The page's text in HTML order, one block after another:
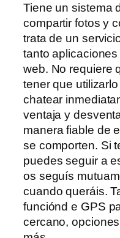
Tiene un sistema
compartir fotos y
trata de un
tanto
web. No requiere
tener que
chatear
ventaja y
manera fiable de
se comporten. Si
puedes seguir a
os seguís
cuando queráis.
funciónd e GPS
cercano,